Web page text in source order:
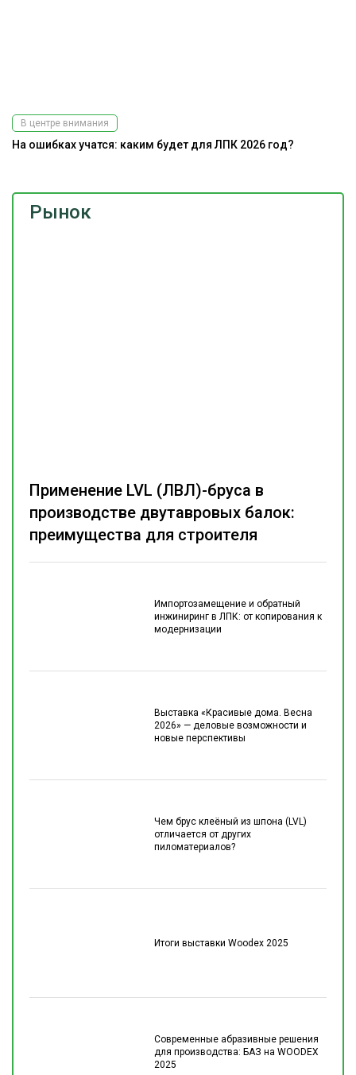
Рынок
Импортозамещение и обратный
инжиниринг в ЛПК: от копирования к
модернизации
Выставка «Красивые дома. Весна
2026» — деловые возможности и
новые перспективы
Чем брус клеёный из шпона (LVL)
отличается от других
пиломатериалов?
Итоги выставки Woodex 2025
Современные абразивные решения
для производства: БАЗ на WOODEX
2025
Применение LVL (ЛВЛ)-бруса в
производстве двутавровых балок:
преимущества для строителя
В центре внимания
На ошибках учатся: каким будет для ЛПК 2026 год?